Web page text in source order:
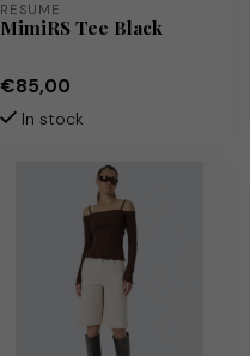
RÉSUMÉ
MimiRS Tee Black
€85,00
In stock